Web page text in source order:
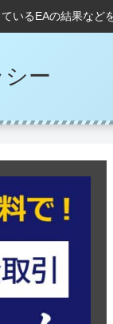
いるEAの結果など
ー